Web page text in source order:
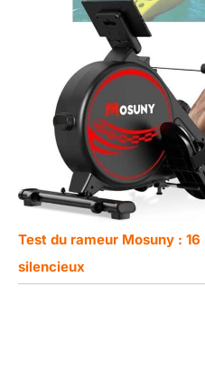
Test du rameur Mosuny :
silencieux